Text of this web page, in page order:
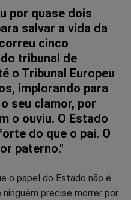
por quase dois
salvar a vida da
cinco
tribunal de
o Tribunal Europeu
implorando para
seu clamor, por
o ouviu. O Estado
do que o pai. O
paterno."
o papel do Estado não é
precise morrer por